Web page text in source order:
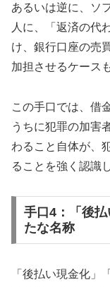
あるいは逆に、ソ
人に、「返済の代
け、銀行口座の売
加担させるケース
この手口では、借
うちに犯罪の加害
わること自体が、
ることを強く認識
手口4：「後
たな名称
「後払い現金化」